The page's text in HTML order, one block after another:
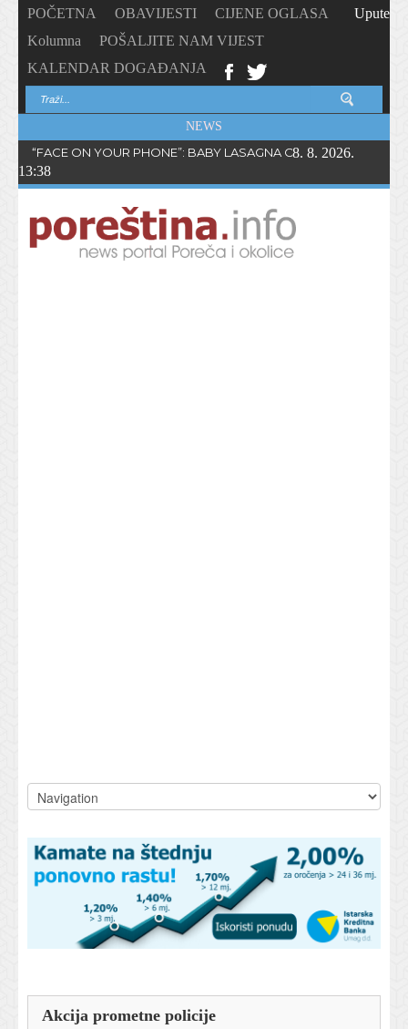
POČETNA OBAVIJESTI
CIJENE OGLASA
Kolumna
POŠALJITE NAM VIJEST
KALENDAR DOGAĐANJA
Upute
NEWS
“FACE ON YOUR PHONE”: BABY LASAGNA OBJAVIO NOVI
8. 8. 2026.
13:38
Akcija prometne policije